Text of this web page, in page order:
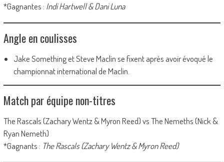
*Gagnantes : Indi Hartwell & Dani Luna
Angle en coulisses
Jake Something et Steve Maclin se fixent après avoir évoqué le
championnat international de Maclin.
Match par équipe non-titres
The Rascals (Zachary Wentz & Myron Reed) vs The Nemeths (Nick &
Ryan Nemeth)
*Gagnants : The Rascals (Zachary Wentz & Myron Reed)